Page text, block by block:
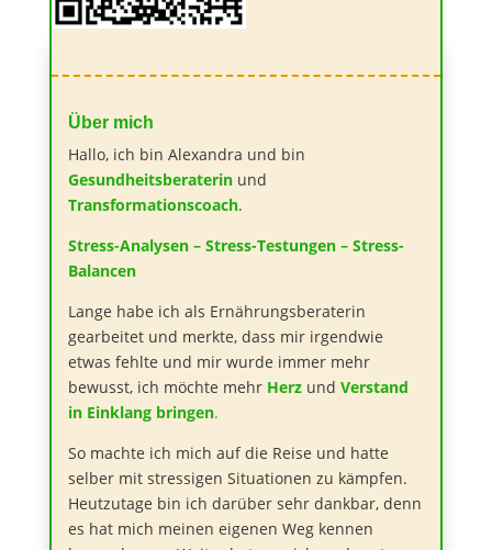
Über mich
Hallo, ich bin Alexandra und bin
Gesundheitsberaterinund
Transformationscoach.
Stress-Analysen – Stress-Testungen – Stress-
Balancen
Lange habe ich als Ernährungsberaterin
gearbeitet und merkte, dass mir irgendwie
etwas fehlte und mir wurde immer mehr
bewusst, ich möchte mehr Herzund Verstand
in Einklang bringen.
So machte ich mich auf die Reise und hatte
selber mit stressigen Situationen zu kämpfen.
Heutzutage bin ich darüber sehr dankbar, denn
es hat mich meinen eigenen Weg kennen